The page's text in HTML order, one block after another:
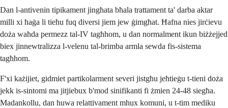
Dan l-antivenin tipikament jingħata bħala trattament ta' darba aktar
milli xi ħaġa li tieħu fuq diversi jiem jew ġimgħat. Ħafna nies jirċievu
doża waħda permezz tal-IV tagħhom, u dan normalment ikun biżżejjed
biex jinnewtralizza l-velenu tal-brimba armla sewda fis-sistema
tagħhom.
F'xi każijiet, gidmiet partikolarment severi jistgħu jeħtieġu t-tieni doża
jekk is-sintomi ma jitjiebux b'mod sinifikanti fi żmien 24-48 siegħa.
Madankollu, dan huwa relattivament mhux komuni, u t-tim mediku